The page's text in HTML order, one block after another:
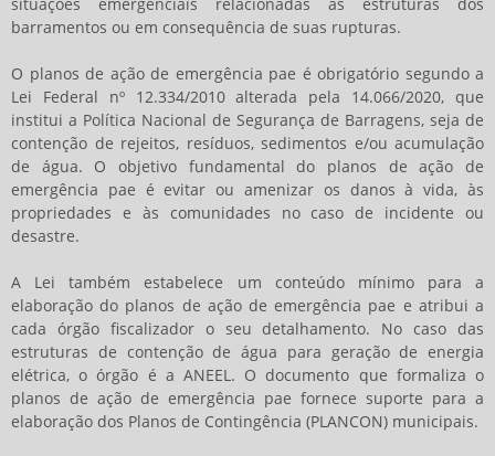
barramentos ou em consequência de suas rupturas.
O planos de ação de emergência pae é obrigatório segundo a
Lei Federal nº 12.334/2010 alterada pela 14.066/2020, que
institui a Política Nacional de Segurança de Barragens, seja de
contenção de rejeitos, resíduos, sedimentos e/ou acumulação
de água. O objetivo fundamental do planos de ação de
emergência pae é evitar ou amenizar os danos à vida, às
propriedades e às comunidades no caso de incidente ou
desastre.
A Lei também estabelece um conteúdo mínimo para a
elaboração do planos de ação de emergência pae e atribui a
cada órgão fiscalizador o seu detalhamento. No caso das
estruturas de contenção de água para geração de energia
elétrica, o órgão é a ANEEL. O documento que formaliza o
planos de ação de emergência pae fornece suporte para a
elaboração dos Planos de Contingência (PLANCON) municipais.